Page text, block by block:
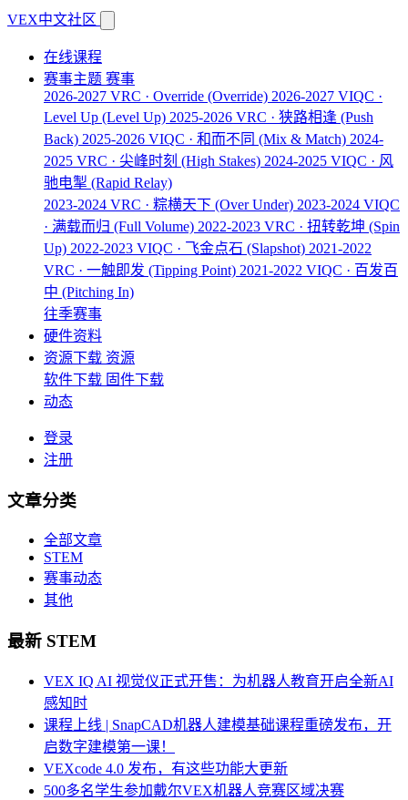
VEX中文社区
在线课程
赛事主题 赛事
2026-2027 VRC · Override (Override) 2026-2027 VIQC ·
Level Up (Level Up) 2025-2026 VRC · 狭路相逢 (Push
Back) 2025-2026 VIQC · 和而不同 (Mix & Match) 2024-
2025 VRC · 尖峰时刻 (High Stakes) 2024-2025 VIQC · 风
驰电掣 (Rapid Relay)
2023-2024 VRC · 粽横天下 (Over Under) 2023-2024 VIQC
· 满载而归 (Full Volume) 2022-2023 VRC · 扭转乾坤 (Spin
Up) 2022-2023 VIQC · 飞金点石 (Slapshot) 2021-2022
VRC · 一触即发 (Tipping Point) 2021-2022 VIQC · 百发百
中 (Pitching In)
往季赛事
硬件资料
资源下载 资源
软件下载 固件下载
动态
登录
注册
文章分类
全部文章
STEM
赛事动态
其他
最新 STEM
VEX IQ AI 视觉仪正式开售：为机器人教育开启全新AI
感知时
课程上线 | SnapCAD机器人建模基础课程重磅发布，开
启数字建模第一课！
VEXcode 4.0 发布，有这些功能大更新
500多名学生参加戴尔VEX机器人竞赛区域决赛